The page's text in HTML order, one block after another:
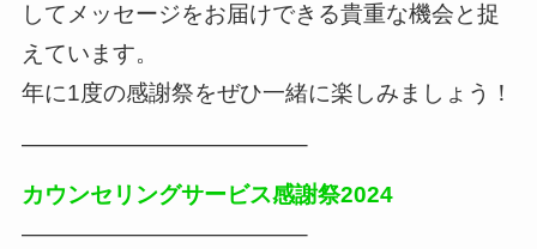
してメッセージをお届けできる貴重な機会と捉
えています。
年に1度の感謝祭をぜひ一緒に楽しみましょう！
————————————–
カウンセリングサービス感謝祭2024
————————————–